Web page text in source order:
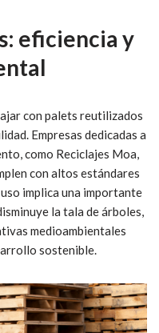
eficiencia y
con palets reutilizados
Empresas dedicadas a
como Reciclajes Moa,
con altos estándares
implica una importante
la tala de árboles,
medioambientales
sostenible.